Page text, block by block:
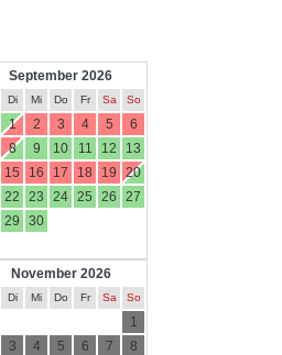
September 2026
Di Mi Do Fr Sa So
1 2 3 4 5
6
8 9 10 11 12
13
15 16 17 18 19
20
22 23 24 25 26
27
29 30
November 2026
Di Mi Do Fr Sa So
1
3 4 5 6 7
8